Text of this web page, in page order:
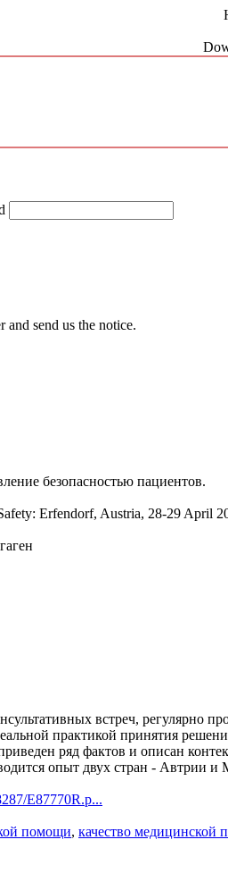
and send us the notice.
безопасностью пациентов.
Erfendorf, Austria, 28-29 April
встреч, регулярно
практикой принятия
ряд фактов и описан
опыт двух стран - Автрии
E87770R.p...
помощи, качество медицинской